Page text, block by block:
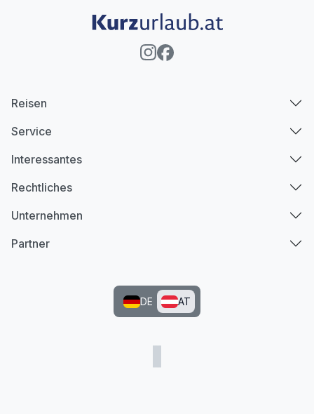
Reisen
Service
Interessantes
Rechtliches
Unternehmen
Partner
DE AT